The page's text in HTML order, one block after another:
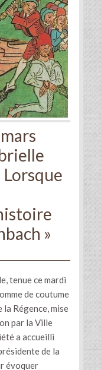
Lorsque
»
tenue ce mardi
de coutume
la Régence, mise
par la Ville
a accueilli
de la
évoquer